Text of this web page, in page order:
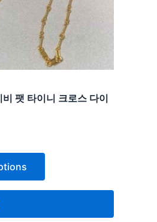
팻 타이니 크로스 다이